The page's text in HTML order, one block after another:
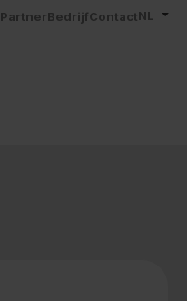
PartnerBedrijfContactNL